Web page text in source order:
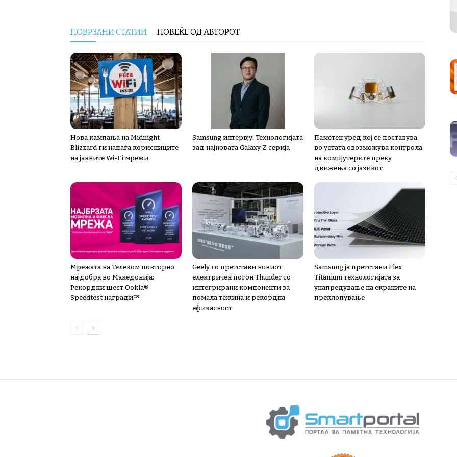
ПОВРЗАНИ СТАТИИ ПОВЕЌЕ ОД АВТОРОТ
Нова кампања на Midnight
Blizzard ги напаѓа корисниците
на јавните Wi-Fi мрежи
Samsung интервју: Технологијата
зад најновата Galaxy Z серија
Паметен уред кој се поставува
во устата овозможува контрола
на компјутерите преку
движења со јазикот
Мрежата на Телеком повторно
најдобра во Македонија:
Рекордни шест Ookla®
Speedtest награди™
Geely го претстави новиот
електричен погон Thunder со
интегрирани компоненти за
помала тежина и рекордна
ефикасност
Samsung ја претстави Flex
Titanium технологијата за
унапредување на екраните на
преклопување